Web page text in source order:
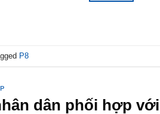
P8
dân phối hợp